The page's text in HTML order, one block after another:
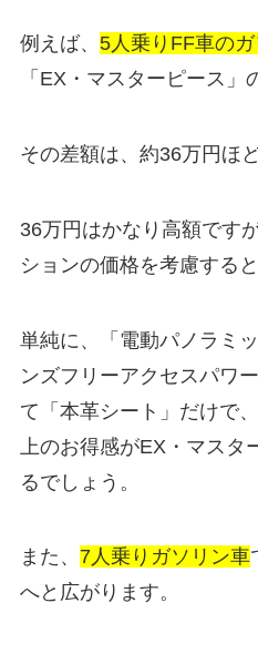
例えば、 5人乗りFF車の
「EX・マスターピース」
その差額は、約36万円ほ
36万円はかなり高額です
ションの価格を考慮する
単純に、「電動パノラミ
ンズフリーアクセスパワ
て「本革シート」だけで
上のお得感がEX・マスタ
るでしょう。
また、 7人乗りガソリン車
へと広がります。